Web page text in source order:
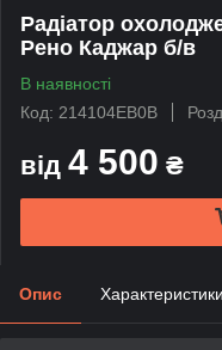
Радіатор
Рено Каджар б/в
В наявності
Код: 214104EB0B
від 4 500 ₴
Опис Характеристики